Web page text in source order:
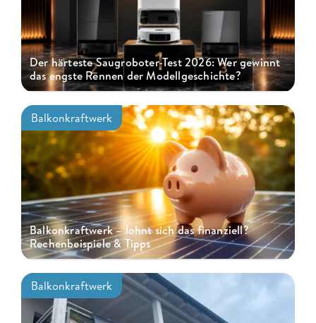
Der härteste Saugroboter-Test 2026: Wer gewinnt
das engste Rennen der Modellgeschichte?
Balkonkraftwerk
Balkonkraftwerk – lohnt sich das finanziell?
Rechenbeispiele & Tipps
Balkonkraftwerk